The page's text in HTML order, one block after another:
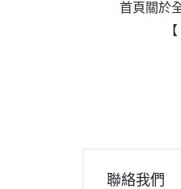
首頁 關於
聯絡我們